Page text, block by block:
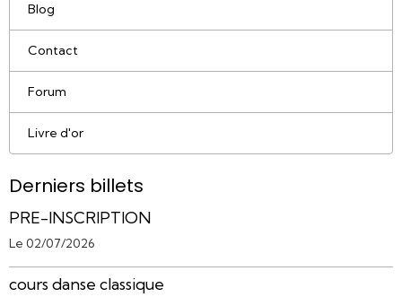
Blog
Contact
Forum
Livre d'or
Derniers billets
PRE-INSCRIPTION
Le 02/07/2026
cours danse classique